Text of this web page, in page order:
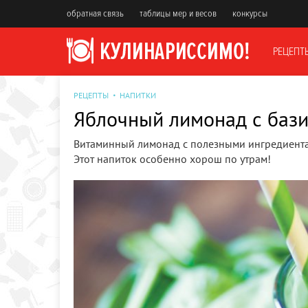
обратная связь таблицы мер и весов конкурсы
РЕЦЕПТЫ НАПИТКИ
Яблочный лимонад с
Витаминный лимонад с полезными
Этот напиток особенно хорош по утрам!